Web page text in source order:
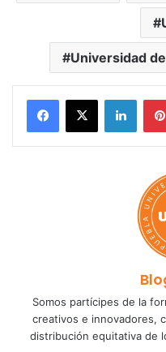
Universidad
Somos partícipes de la
creativos e innovadores,
distribución equitativa de